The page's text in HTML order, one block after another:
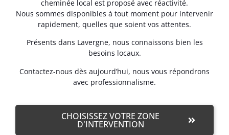
cheminée local est proposé avec réactivité.
Nous sommes disponibles à tout moment pour intervenir
rapidement, quelles que soient vos attentes.
Présents dans Lavergne, nous connaissons bien les
besoins locaux.
Contactez-nous dès aujourd’hui, nous vous répondrons
avec professionnalisme.
CHOISISSEZ VOTRE ZONE
D'INTERVENTION